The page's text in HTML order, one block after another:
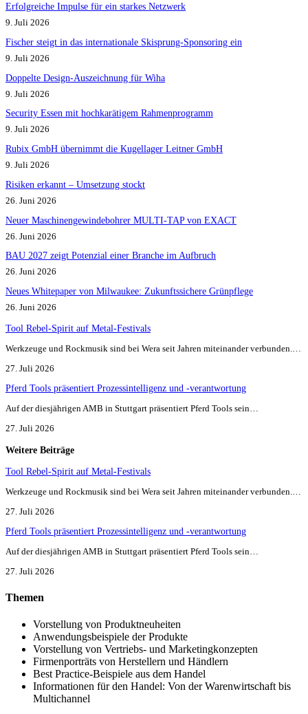
Erfolgreiche Impulse für ein starkes Netzwerk
9. Juli 2026
Fischer steigt in das internationale Skisprung-Sponsoring ein
9. Juli 2026
Doppelte Design-Auszeichnung für Wiha
9. Juli 2026
Security Essen mit hochkarätigem Rahmenprogramm
9. Juli 2026
Rubix GmbH übernimmt die Kugellager Leitner GmbH
9. Juli 2026
Risiken erkannt – Umsetzung stockt
26. Juni 2026
Neuer Maschinengewindebohrer MULTI-TAP von EXACT
26. Juni 2026
BAU 2027 zeigt Potenzial einer Branche im Aufbruch​
26. Juni 2026
Neues Whitepaper von Milwaukee: Zukunftssichere Grünpflege
26. Juni 2026
Tool Rebel-Spirit auf Metal-Festivals
Werkzeuge und Rockmusik sind bei Wera seit Jahren miteinander verbunden.…
27. Juli 2026
Pferd Tools präsentiert Prozessintelligenz und -verantwortung
Auf der diesjährigen AMB in Stuttgart präsentiert Pferd Tools sein…
27. Juli 2026
Weitere Beiträge
Tool Rebel-Spirit auf Metal-Festivals
Werkzeuge und Rockmusik sind bei Wera seit Jahren miteinander verbunden.…
27. Juli 2026
Pferd Tools präsentiert Prozessintelligenz und -verantwortung
Auf der diesjährigen AMB in Stuttgart präsentiert Pferd Tools sein…
27. Juli 2026
Themen
Vorstellung von Produktneuheiten
Anwendungsbeispiele der Produkte
Vorstellung von Vertriebs- und Marketingkonzepten
Firmenporträts von Herstellern und Händlern
Best Practice-Beispiele aus dem Handel
Informationen für den Handel: Von der Warenwirtschaft bis
Multichannel